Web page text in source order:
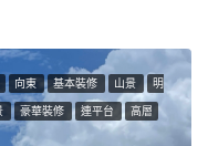
向東 基本裝修 山景 明
豪華裝修 連平台 高層